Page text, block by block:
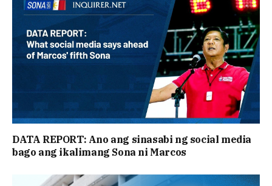
DATA REPORT: Ano ang sinasabi ng social media
bago ang ikalimang Sona ni Marcos